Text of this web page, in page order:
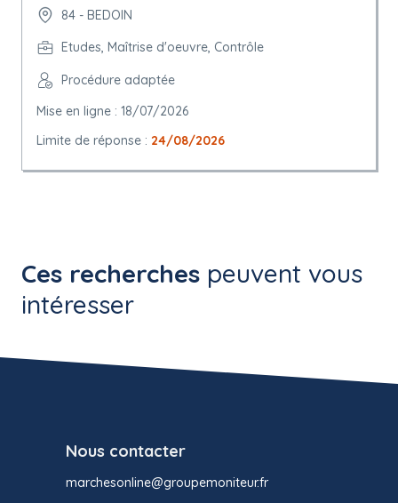
84 - BEDOIN
Etudes, Maîtrise d'oeuvre, Contrôle
Procédure adaptée
Mise en ligne : 18/07/2026
Limite de réponse : 24/08/2026
Ces recherches peuvent vous
intéresser
Nous contacter
marchesonline@groupemoniteur.fr